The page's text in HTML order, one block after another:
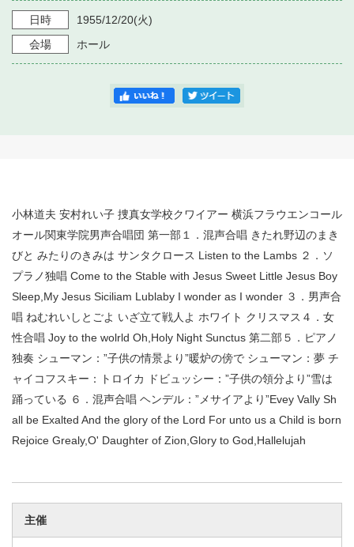
・ 抽選対象日
・ 利用料金
・ 音楽堂のご案内
・ フロアマップ
神奈川県立音楽堂
SNS日時 1955/12/20(火)
会場
ホール
小林道夫 安村れい子 捜真女学校クワイアー 横浜フラウエンコール
オール関東学院男声合唱団 第一部１．混声合唱 きたれ野辺のまき
びと みたりのきみは サンタクロース Listen to the Lambs ２．ソ
プラノ独唱 Come to the Stable with Jesus Sweet Little Jesus Boy
Sleep,My Jesus Siciliam Lublaby I wonder as I wonder ３．男声合
唱 ねむれいしとごよ いざ立て戦人よ ホワイト クリスマス４．女
性合唱 Joy to the wolrld Oh,Holy Night Sunctus 第二部５．ピアノ
独奏 シューマン：”子供の情景より”暖炉の傍で シューマン：夢 チ
ャイコフスキー：トロイカ ドビュッシー：”子供の領分より”雪は
踊っている ６．混声合唱 ヘンデル：”メサイアより”Evey Vally Sh
all be Exalted And the glory of the Lord For unto us a Child is born
Rejoice Grealy,O' Daughter of Zion,Glory to God,Hallelujah
主催